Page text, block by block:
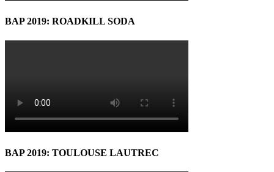
BAP 2019: ROADKILL SODA
BAP 2019: TOULOUSE LAUTREC